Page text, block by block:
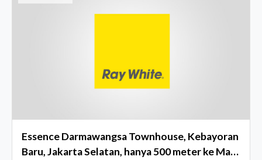
Essence Darmawangsa Townhouse, Kebayoran
Baru, Jakarta Selatan, hanya 500 meter ke Mal